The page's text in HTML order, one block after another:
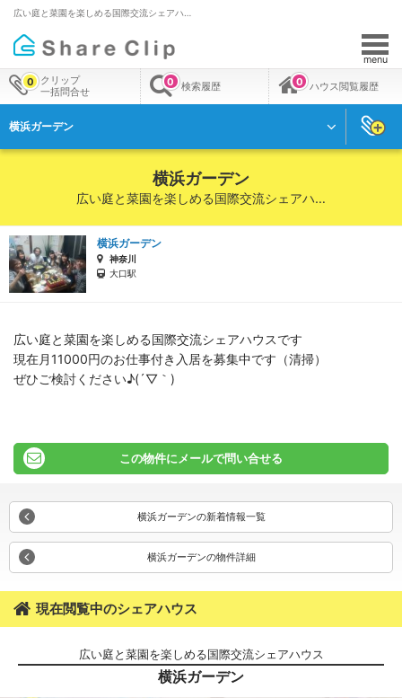
広い庭と菜園を楽しめる国際交流シェアハ…
menu
クリップ
一括問合せ
0 検索履歴
0 ハウス閲覧履歴
0
横浜ガーデン
横浜ガーデン
広い庭と菜園を楽しめる国際交流シェアハ…
横浜ガーデン
神奈川
大口駅
広い庭と菜園を楽しめる国際交流シェアハウスです
現在月11000円のお仕事付き入居を募集中です（清掃）
ぜひご検討ください♪(´▽｀)
この物件にメールで問い合せる
横浜ガーデンの新着情報一覧
横浜ガーデンの物件詳細
現在閲覧中のシェアハウス
広い庭と菜園を楽しめる国際交流シェアハウス
横浜ガーデン